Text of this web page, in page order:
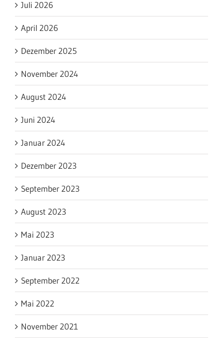
Juli 2026
April 2026
Dezember 2025
November 2024
August 2024
Juni 2024
Januar 2024
Dezember 2023
September 2023
August 2023
Mai 2023
Januar 2023
September 2022
Mai 2022
November 2021